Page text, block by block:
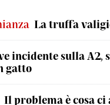
La truffa
incidente sulla A2,
gatto
Il problema è cosa ci